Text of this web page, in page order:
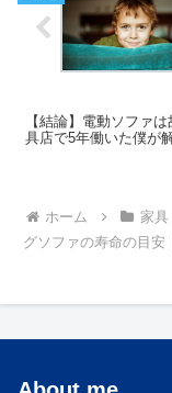
【結論】電動ソファ
具店で5年働いた僕が解
ホーム 家具
グソファの寿命の目安